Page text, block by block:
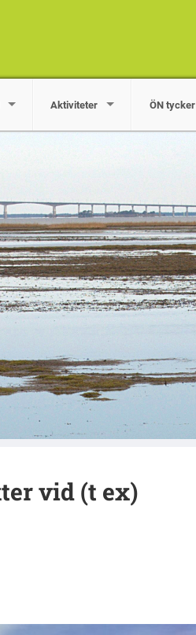
Aktiviteter ÖN tycker
vid (t ex)